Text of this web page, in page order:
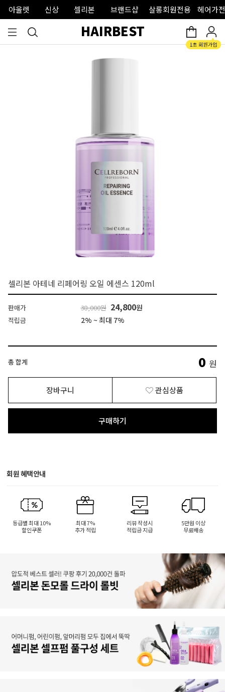
아울렛 신상 셀리본 브랜드샵 살롱회원전용 헤어가
HAIRBEST
셀리본 아테네 리페어링 오일 에센스 120ml
판매가 38,000원 24,800원
적립금 2% ~ 최대 7%
총 합계 0 원
장바구니 관심상품
구매하기
회원 혜택안내
등급별 최대 10%
할인쿠폰
최대 7%
추가 적립
리뷰 작성시
적립금 지급
5만원 이상
무료배송